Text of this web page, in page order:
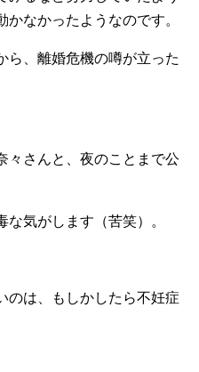
なかったようなのです。
ら、離婚危機の噂が立った
々さんと、夜のことまで公
気がします（苦笑）。
のは、もしかしたら不妊症